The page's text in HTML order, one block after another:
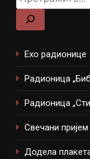
Ехо радионице
Радионица
Радионица
Свечани пријем
Додела